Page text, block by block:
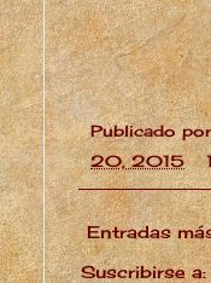
Publicado
20, 2015
Entradas
Suscribirse a: